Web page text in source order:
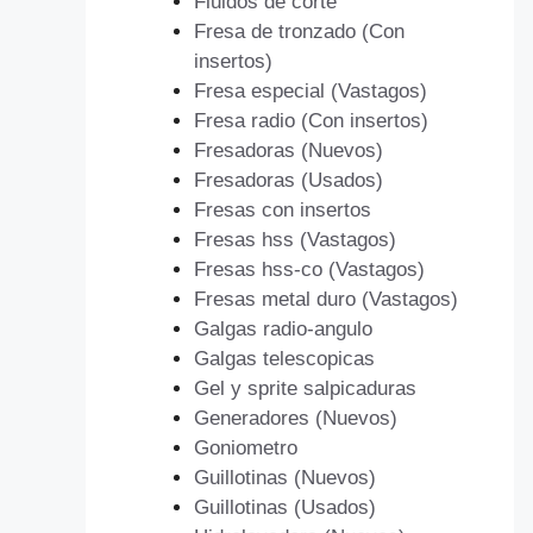
Fresa de tronzado (Con
insertos)
Fresa especial (Vastagos)
Fresa radio (Con insertos)
Fresadoras (Nuevos)
Fresadoras (Usados)
Fresas con insertos
Fresas hss (Vastagos)
Fresas hss-co (Vastagos)
Fresas metal duro (Vastagos)
Galgas radio-angulo
Galgas telescopicas
Gel y sprite salpicaduras
Generadores (Nuevos)
Goniometro
Guillotinas (Nuevos)
Guillotinas (Usados)